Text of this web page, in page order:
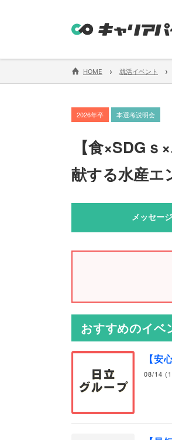
HOME › 就活イベント ›
2026年卒 本選考説明会
【食×SDGｓ
献する水産エ
メッセージ
おすすめのイベ
【安
08/14